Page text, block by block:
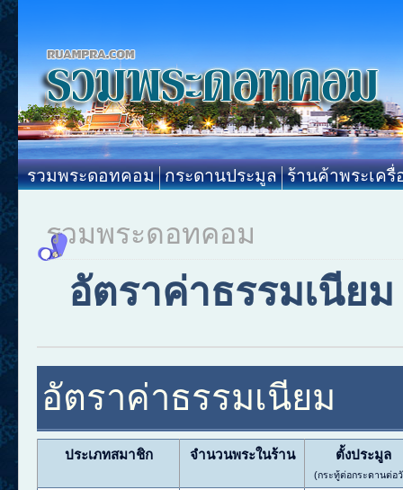
รวมพระดอทคอม กระดานประมูล ร้านค้าพระเครื่
รวมพระดอทคอม
อัตราค่าธรรมเนีย
อัตราค่าธรรมเนียม
ประเภทสมาชิก จำนวนพระในร้าน ตั้งประมูล
(กระทู้ต่อกระดานต่อ